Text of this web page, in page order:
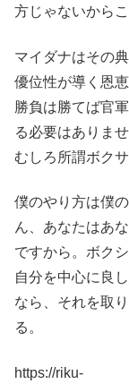
方じゃないから
マイダナはその
優位性が導く恩
勝負は勝てば官
る必要はありませ
むしろ所謂ボク
僕のやり方は僕
ん、あなたはあ
ですから。ボク
自分を中心に良
なら、それを取
る。
https://riku-